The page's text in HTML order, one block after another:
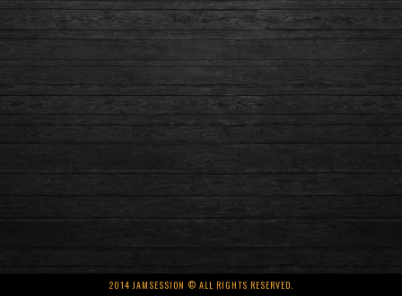
2014 JAMSESSION © ALL RIGHTS RESERVED.